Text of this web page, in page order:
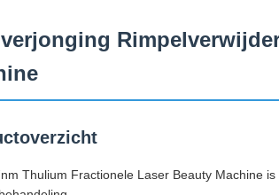
Thulium Fractionele Laser Beauty Machine